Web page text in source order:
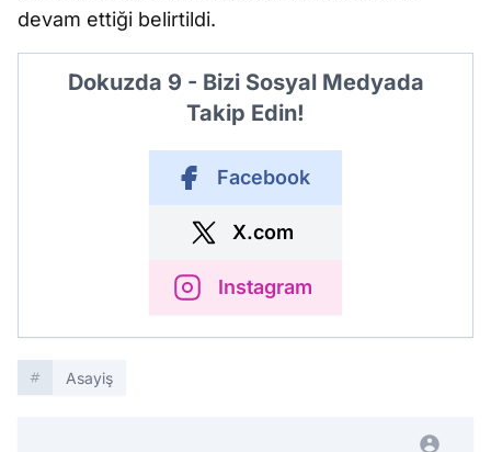
devam ettiği belirtildi.
Dokuzda 9 - Bizi Sosyal Medyada
Takip Edin!
Facebook
X.com
Instagram
Asayiş